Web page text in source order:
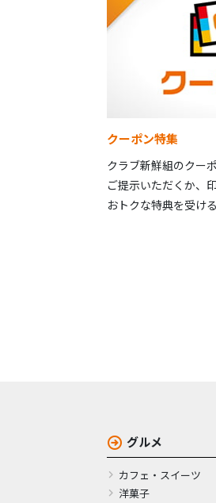
クーポン特集
クラブ新鮮組のクー
ご提示いただくか、
おトクな特典を受け
グルメ
カフェ・スイーツ
洋菓子